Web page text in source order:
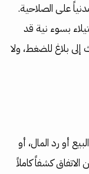
على الصلاحية.
بسوء نية قد
بلاغ للضغط، ولا
أو رد المال، أو
كشفاً كاملاً